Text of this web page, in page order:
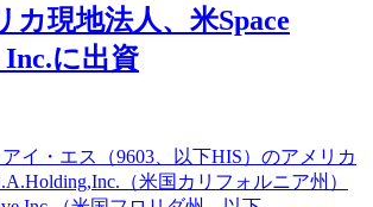
カ現地法人、米Space
Inc.に出資
イ・エス（9603、以下HIS）のアメリカ
（米国カリフォルニア州）